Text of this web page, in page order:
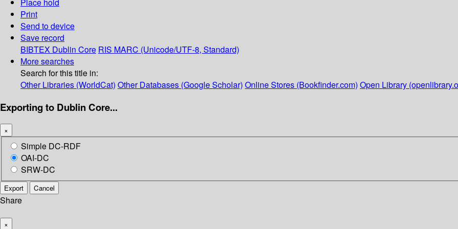
Place hold
Print
Send to device
Save record
BIBTEX Dublin Core RIS MARC (Unicode/UTF-8, Standard)
More searches
Search for this title in:
Other Libraries (WorldCat) Other Databases (Google Scholar) Online Stores (Bookfinder.com) Open Library
Exporting to Dublin Core...
×
Simple DC-RDF
OAI-DC
SRW-DC
Export Cancel
Share
×